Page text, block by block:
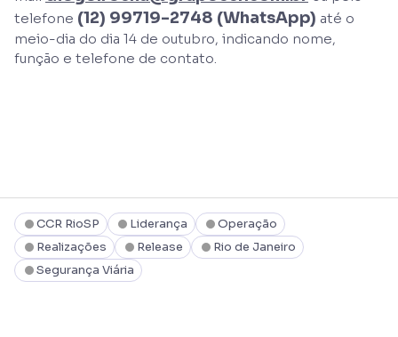
telefone (12) 99719-2748 (WhatsApp) até o
meio-dia do dia 14 de outubro, indicando nome,
função e telefone de contato.
CCR RioSP Liderança
Operação
Realizações
Release
Rio de Janeiro
Segurança Viária